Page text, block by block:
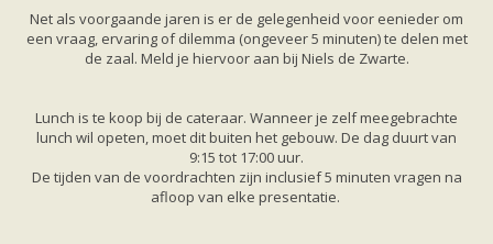
Ecologie en soorten
Hoe vleermuizen leven
Voedsel en jagen
Soorten
Baardvleermuis
Bechsteins vleermuis
Bosvleermuis
Brandt's vleermuis
Net als voorgaande jaren is er de gelegenheid voor eenieder om
een vraag, ervaring of dilemma (ongeveer 5 minuten) te delen met
de zaal. Meld je hiervoor aan bij Niels de Zwarte.
Lunch is te koop bij de cateraar. Wanneer je zelf meegebrachte
lunch wil opeten, moet dit buiten het gebouw. De dag duurt van
9:15 tot 17:00 uur.
De tijden van de voordrachten zijn inclusief 5 minuten vragen na
afloop van elke presentatie.